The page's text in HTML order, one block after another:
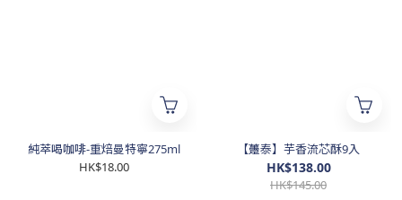
純萃喝咖啡-重焙曼特寧275ml
HK$18.00
【躉泰】芋香流芯酥9入
HK$138.00
HK$145.00